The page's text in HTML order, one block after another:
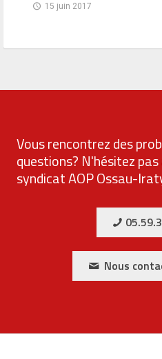
15 juin 2017
Vous rencontrez des
questions? N'hésitez
syndicat AOP Ossau-
Nous